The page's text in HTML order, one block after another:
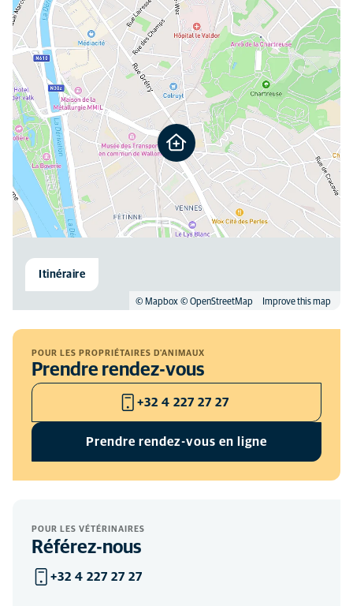
© Mapbox © OpenStreetMap Improve this map
Itinéraire
POUR LES PROPRIÉTAIRES D'ANIMAUX
Prendre rendez-vous
+32 4 227 27 27
Prendre rendez-vous en ligne
POUR LES VÉTÉRINAIRES
Référez-nous
+32 4 227 27 27